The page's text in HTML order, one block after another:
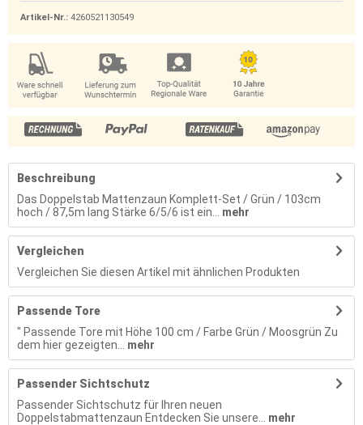
Artikel-Nr.: 4260521130549
Beschreibung
Das Doppelstab Mattenzaun Komplett-Set / Grün / 103cm
hoch / 87,5m lang Stärke 6/5/6 ist ein...
mehr
Vergleichen
Vergleichen Sie diesen Artikel mit ähnlichen Produkten
Passende Tore
" Passende Tore mit Höhe 100 cm / Farbe Grün / Moosgrün Zu
dem hier gezeigten...
mehr
Passender Sichtschutz
Passender Sichtschutz für Ihren neuen
Doppelstabmattenzaun Entdecken Sie unsere...
mehr